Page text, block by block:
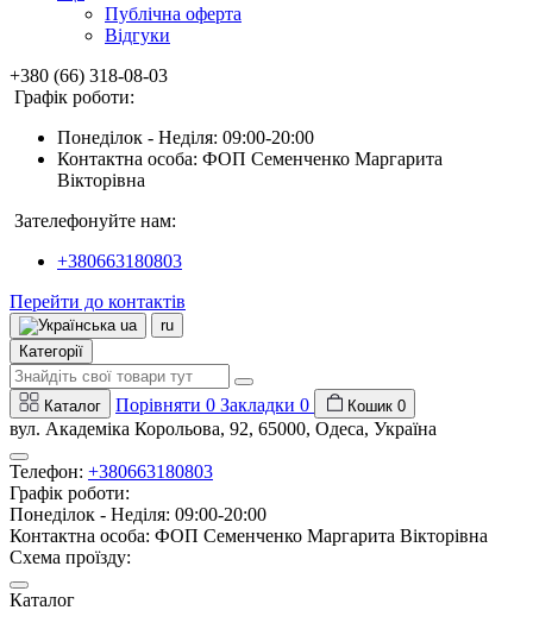
Публічна оферта
Відгуки
+380 (66) 318-08-03
Графік роботи:
Понеділок - Неділя: 09:00-20:00
Контактна особа: ФОП Семенченко Маргарита
Вікторівна
Зателефонуйте нам:
+380663180803
Перейти до контактів
ua
ru
Категорії
Каталог Порівняти 0 Закладки 0 Кошик 0
вул. Академіка Корольова, 92, 65000, Одеса, Україна
Телефон: +380663180803
Графік роботи:
Понеділок - Неділя: 09:00-20:00
Контактна особа: ФОП Семенченко Маргарита Вікторівна
Схема проїзду:
Каталог